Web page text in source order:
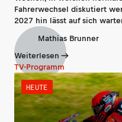
Fahrerwechsel diskutiert
2027 hin lässt auf sich
Mathias Brunner
Weiterlesen
TV-Programm
HEUTE